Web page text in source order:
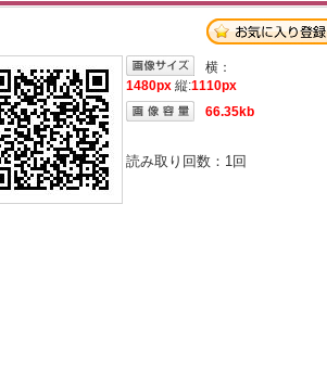
横：
1480px 縦:1110px
66.35kb
読み取り回数： 1回